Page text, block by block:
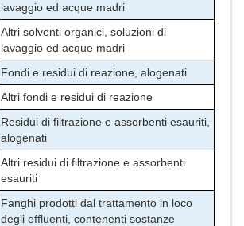
lavaggio ed acque madri
Altri solventi organici, soluzioni di
lavaggio ed acque madri
Fondi e residui di reazione, alogenati
Altri fondi e residui di reazione
Residui di filtrazione e assorbenti esauriti,
alogenati
Altri residui di filtrazione e assorbenti
esauriti
Fanghi prodotti dal trattamento in loco
degli effluenti, contenenti sostanze